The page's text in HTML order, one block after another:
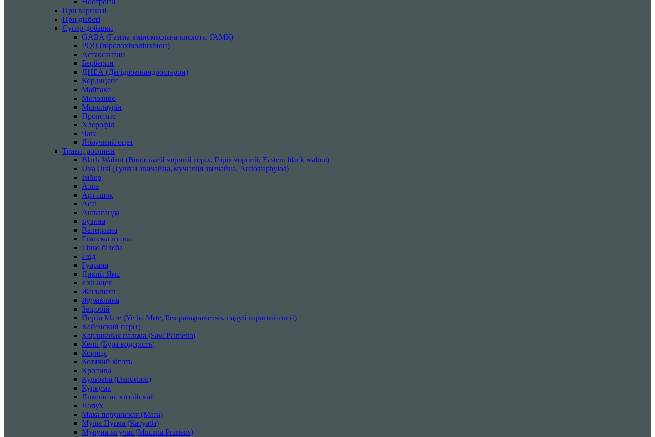
При варикозі
При діабеті
Супер-добавки
GABA (Гамма-аміномасляна кислота, ГАМК)
PQQ (піролохінолінхінон)
Астаксантин
Берберин
ДНЕА (Дегідроепіандростерон)
Кордицепс
Майтаке
Молозиво
Монолаурін
Прополис
Хлорофіл
Чага
Яблучний оцет
Трави, рослини
Black Walnut (Волоський чорний горіх, Горіх чорний, Eastern black walnut)
Uva Ursi (Туляня звичайна, мучниця звичайна, Arctostaphylos)
Імбир
Алое
Артишок
Асаї
Ашваганда
Бузина
Валериана
Гімнема лісова
Гінко білоба
Глід
Гуарана
Дикий Ямс
Ехінацея
Женьшень
Журавлина
Звіробій
Йерба Мате (Yerba Mate, Ilex paraguariensis, падуб парагвайский)
Кайенский перец
Карликовая пальма (Saw Palmetto)
Келп (Бура водорість)
Кориця
Котячий кіготь
Кропива
Кульбаба (Dandelion)
Куркума
Лимонник китайский
Лопух
Мака перуанская (Maca)
Муїра Пуама (Катуаба)
Мукуна жгучая (Mucuna Pruriens)